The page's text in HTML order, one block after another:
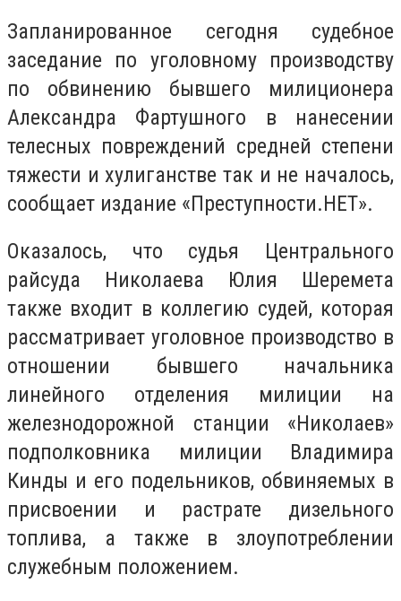
Запланированное сегодня судебное
заседание по уголовному производству
по обвинению бывшего милиционера
Александра Фартушного в нанесении
телесных повреждений средней степени
тяжести и хулиганстве так и не началось,
сообщает издание «Преступности.НЕТ».
Оказалось, что судья Центрального
райсуда Николаева Юлия Шеремета
также входит в коллегию судей, которая
рассматривает уголовное производство в
отношении бывшего начальника
линейного отделения милиции на
железнодорожной станции «Николаев»
подполковника милиции Владимира
Кинды и его подельников, обвиняемых в
присвоении и растрате дизельного
топлива, а также в злоупотреблении
служебным положением.